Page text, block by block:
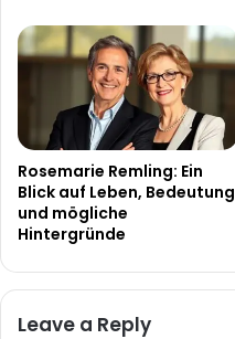
Rosemarie Remling: Ein
Blick auf Leben, Bedeutung
und mögliche
Hintergründe
Leave a Reply